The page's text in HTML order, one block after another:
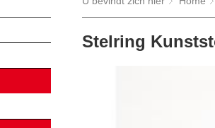
Stelring